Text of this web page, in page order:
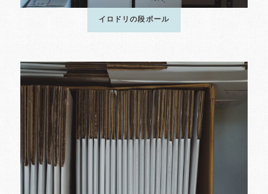
イロドリの段ボール